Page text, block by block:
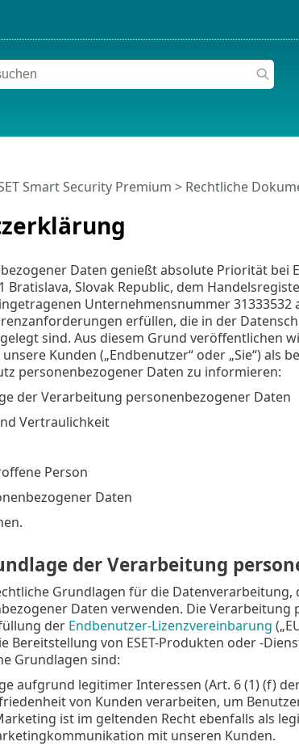
Smart Security Premium > Rechtliche
Daten genießt absolute Priorität bei
Bratislava, Slovak Republic, dem
Unternehmensnummer 31333532
erfüllen, die in der
sind. Aus diesem Grund veröffentlichen
Kunden („Endbenutzer“ oder „Sie“)
personenbezogener Daten zu informieren:
der Verarbeitung personenbezogener Daten
Vertraulichkeit
Person
Daten
der Verarbeitung
Grundlagen für die
Daten verwenden. Die Verarbeitung
der Endbenutzer-Lizenzvereinbarung
Bereitstellung von ESET-Produkten oder -
Grundlagen sind:
aufgrund legitimer Interessen (Art. 6 (1) (f)
von Kunden verarbeiten, um
ist im geltenden Recht ebenfalls als
mit unseren Kunden.